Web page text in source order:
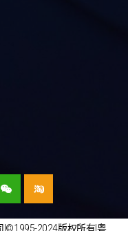
|©1995-2024版权所有|粤